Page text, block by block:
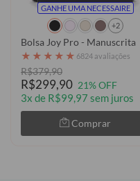
GANHE UMA NECESSAIRE
+2
Bolsa Joy Pro - Manuscrita
★ ★ ★ ★ ★ 6824 avaliações
R$379,90
R$299,90 21% OFF
3x de R$99,97 sem juros
Comprar